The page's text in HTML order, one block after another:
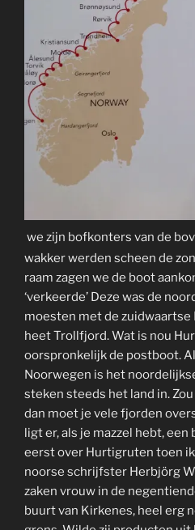
we zijn bofkonters van de
wakker werden scheen de
raam zagen we de boot
‘verkeerde’ Deze was de
moesten met de
heet Trollfjord. Wat is nou
oorspronkelijk de postboot.
Noorwegen is het
steken steeds het land in.
dan moet je vele fjorden
ligt er, als je mazzel hebt,
eerst over Hurtigruten toen ik
noorse schrijfster Herbjörg
zaken vrouw in de
buurt van Kirkenes, heel erg